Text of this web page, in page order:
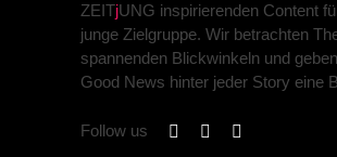
ZEITjUNG inspirierenden Content
junge Zielgruppe. Wir betrachten
spannenden Blickwinkeln und
Good News hinter jeder Story eine
Follow us